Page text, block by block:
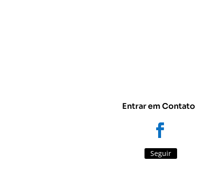
Entrar em Contato
Seguir